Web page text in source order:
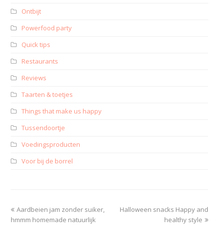
Ontbijt
Powerfood party
Quick tips
Restaurants
Reviews
Taarten & toetjes
Things that make us happy
Tussendoortje
Voedingsproducten
Voor bij de borrel
Aardbeien jam zonder suiker,
hmmm homemade natuurlijk
Halloween snacks Happy and
healthy style